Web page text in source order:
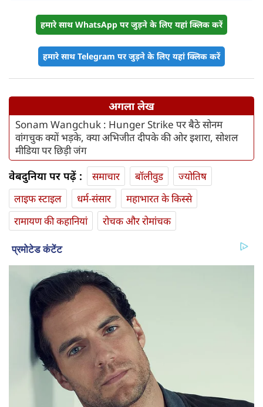
हमारे साथ WhatsApp पर जुड़ने के लिए यहां क्लिक करें
हमारे साथ Telegram पर जुड़ने के लिए यहां क्लिक करें
अगला लेख
Sonam Wangchuk : Hunger Strike पर बैठे सोनम
वांगचुक क्यों भड़के, क्या अभिजीत दीपके की ओर इशारा, सोशल
मीडिया पर छिड़ी जंग
वेबदुनिया पर पढ़ें : समाचार बॉलीवुड
ज्योतिष
लाइफ स्‍टाइल
धर्म-संसार
महाभारत के किस्से
रामायण की कहानियां
रोचक और रोमांचक